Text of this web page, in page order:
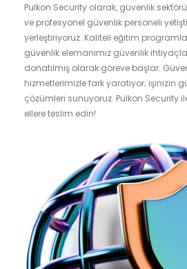
Pulkon Security olarak, güvenlik
ve profesyonel güvenlik personeli
yerleştiriyoruz. Kaliteli eğitim
güvenlik elemanımız güvenlik
donatılmış olarak göreve başlar.
hizmetlerimizle fark yaratıyor; işinizin
çözümleri sunuyoruz. Pulkon Security
ellere teslim edin!